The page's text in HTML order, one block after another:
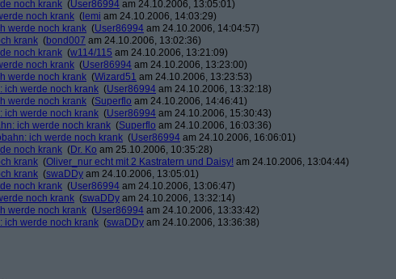
noch krank (User86994 am 24.10.2006, 13:05:01)
noch krank ( lemi am 24.10.2006, 14:03:29)
werde noch krank (User86994 am 24.10.2006, 14:04:57)
krank (bond007 am 24.10.2006, 13:02:36)
noch krank (w114/115 am 24.10.2006, 13:21:09)
noch krank (User86994 am 24.10.2006, 13:23:00)
werde noch krank (Wizard51 am 24.10.2006, 13:23:53)
ich werde noch krank (User86994 am 24.10.2006, 13:32:18)
werde noch krank (Superflo am 24.10.2006, 14:46:41)
ich werde noch krank (User86994 am 24.10.2006, 15:30:43)
ich werde noch krank (Superflo am 24.10.2006, 16:03:36)
ich werde noch krank (User86994 am 24.10.2006, 16:06:01)
noch krank (Dr. Ko am 25.10.2006, 10:35:28)
krank (Oliver_nur echt mit 2 Kastratern und Daisy! am 24.10.2006, 13:04:44)
krank (swaDDy am 24.10.2006, 13:05:01)
noch krank (User86994 am 24.10.2006, 13:06:47)
noch krank (swaDDy am 24.10.2006, 13:32:14)
werde noch krank (User86994 am 24.10.2006, 13:33:42)
ich werde noch krank (swaDDy am 24.10.2006, 13:36:38)